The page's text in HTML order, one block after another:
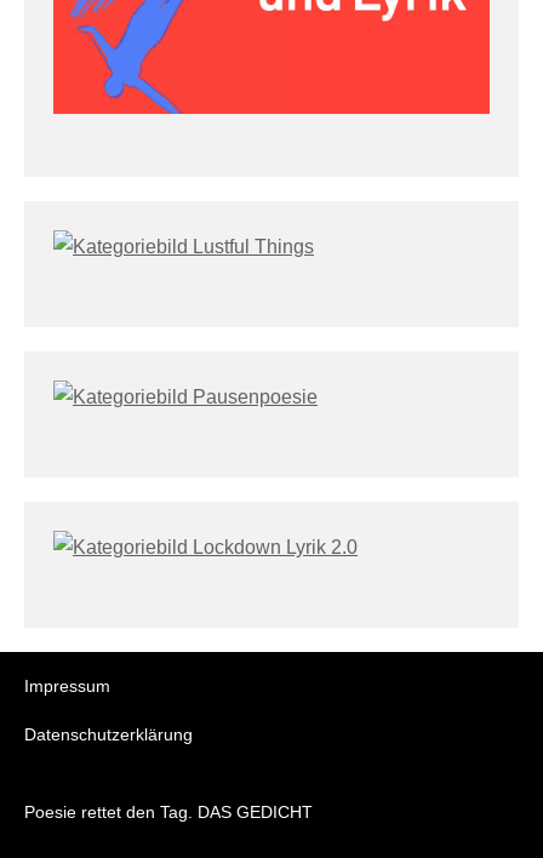
Impressum
Datenschutzerklärung
Poesie rettet den Tag. DAS GEDICHT